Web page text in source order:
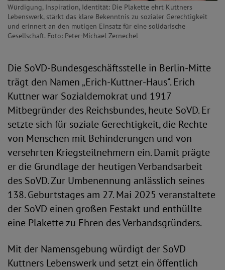
Würdigung, Inspiration, Identität: Die Plakette ehrt Kuttners
Lebenswerk, stärkt das klare Bekenntnis zu sozialer Gerechtigkeit
und erinnert an den mutigen Einsatz für eine solidarische
Gesellschaft. Foto: Peter-Michael Zernechel
Die SoVD-Bundesgeschäftsstelle in Berlin-Mitte
trägt den Namen „Erich-Kuttner-Haus“. Erich
Kuttner war Sozialdemokrat und 1917
Mitbegründer des Reichsbundes, heute SoVD. Er
setzte sich für soziale Gerechtigkeit, die Rechte
von Menschen mit Behinderungen und von
versehrten Kriegsteilnehmern ein. Damit prägte
er die Grundlage der heutigen Verbandsarbeit
des SoVD. Zur Umbenennung anlässlich seines
138. Geburtstages am 27. Mai 2025 veranstaltete
der SoVD einen großen Festakt und enthüllte
eine Plakette zu Ehren des Verbandsgründers.
Mit der Namensgebung würdigt der SoVD
Kuttners Lebenswerk und setzt ein öffentlich